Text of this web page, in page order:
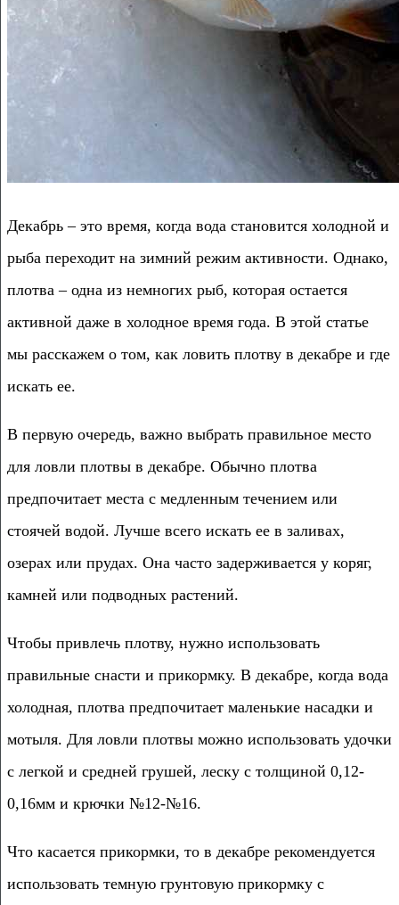
Декабрь – это время, когда вода становится холодной и
рыба переходит на зимний режим активности. Однако,
плотва – одна из немногих рыб, которая остается
активной даже в холодное время года. В этой статье
мы расскажем о том, как ловить плотву в декабре и где
искать ее.
В первую очередь, важно выбрать правильное место
для ловли плотвы в декабре. Обычно плотва
предпочитает места с медленным течением или
стоячей водой. Лучше всего искать ее в заливах,
озерах или прудах. Она часто задерживается у коряг,
камней или подводных растений.
Чтобы привлечь плотву, нужно использовать
правильные снасти и прикормку. В декабре, когда вода
холодная, плотва предпочитает маленькие насадки и
мотыля. Для ловли плотвы можно использовать удочки
с легкой и средней грушей, леску с толщиной 0,12-
0,16мм и крючки №12-№16.
Что касается прикормки, то в декабре рекомендуется
использовать темную грунтовую прикормку с